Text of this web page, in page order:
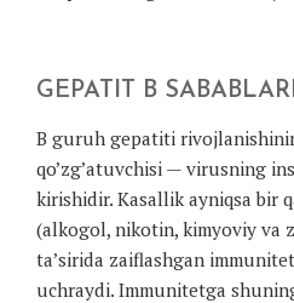
GEPATIT B SABABLARI
B guruh gepatiti
qo’zg’atuvchisi — virusning
kirishidir. Kasallik ayniqsa bir
(alkogol, nikotin, kimyoviy va
ta’sirida zaiflashgan
uchraydi. Immunitetga